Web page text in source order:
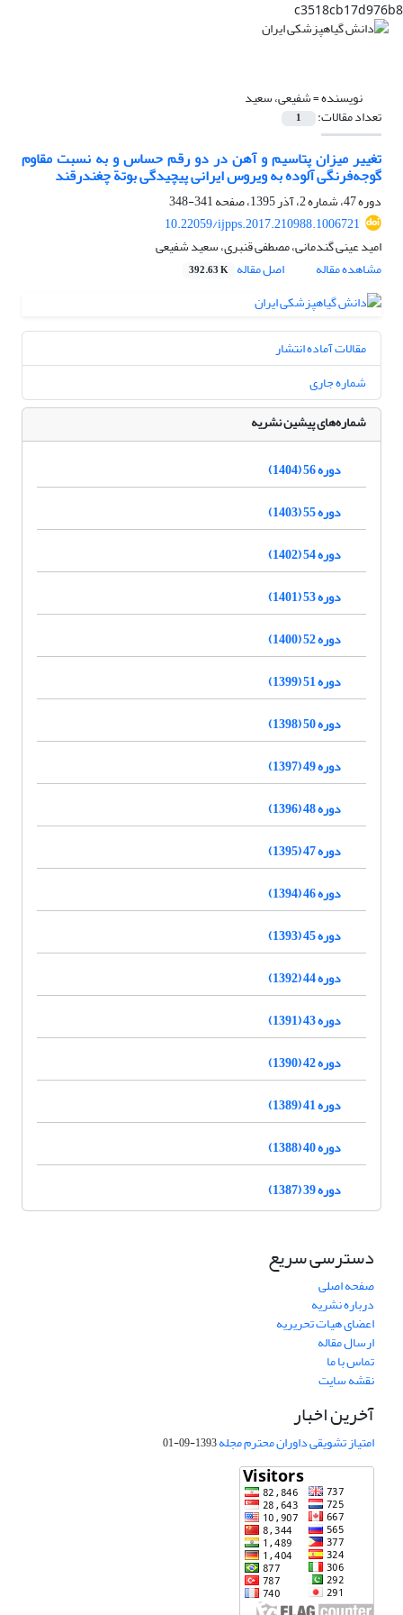
c3518cb17d976b8
نویسنده =شفیعی، سعید
تعداد مقالات: 1
تغییر میزان پتاسیم و آهن در دو رقم حساس و به نسبت مقاوم
گوجه‌فرنگی آلوده به ویروس ایرانی پیچیدگی بوتة چغندرقند
دوره 47، شماره 2، آذر 1395، صفحه
341-348
10.22059/ijpps.2017.210988.1006721
امید عینی گندمانی، مصطفی قنبری، سعید شفیعی
مشاهده مقاله
اصل مقاله 392.63 K
مقالات آماده انتشار
شماره جاری
شماره‌های پیشین نشریه
دوره 56 (1404)
دوره 55 (1403)
دوره 54 (1402)
دوره 53 (1401)
دوره 52 (1400)
دوره 51 (1399)
دوره 50 (1398)
دوره 49 (1397)
دوره 48 (1396)
دوره 47 (1395)
دوره 46 (1394)
دوره 45 (1393)
دوره 44 (1392)
دوره 43 (1391)
دوره 42 (1390)
دوره 41 (1389)
دوره 40 (1388)
دوره 39 (1387)
دسترسی سریع
صفحه اصلی
درباره نشریه
اعضای هیات تحریریه
ارسال مقاله
تماس با ما
نقشه سایت
آخرین اخبار
امتیاز تشویقی داوران محترم مجله1393-09-01